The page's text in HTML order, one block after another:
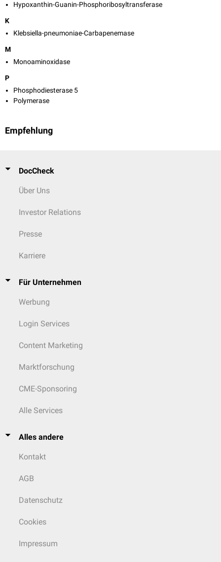
Hypoxanthin-Guanin-Phosphoribosyltransferase
K
Klebsiella-pneumoniae-Carbapenemase
M
Monoaminoxidase
P
Phosphodiesterase 5
Polymerase
Empfehlung
DocCheck
Über Uns
Investor Relations
Presse
Karriere
Für Unternehmen
Werbung
Login Services
Content Marketing
Marktforschung
CME-Sponsoring
Alle Services
Alles andere
Kontakt
AGB
Datenschutz
Cookies
Impressum